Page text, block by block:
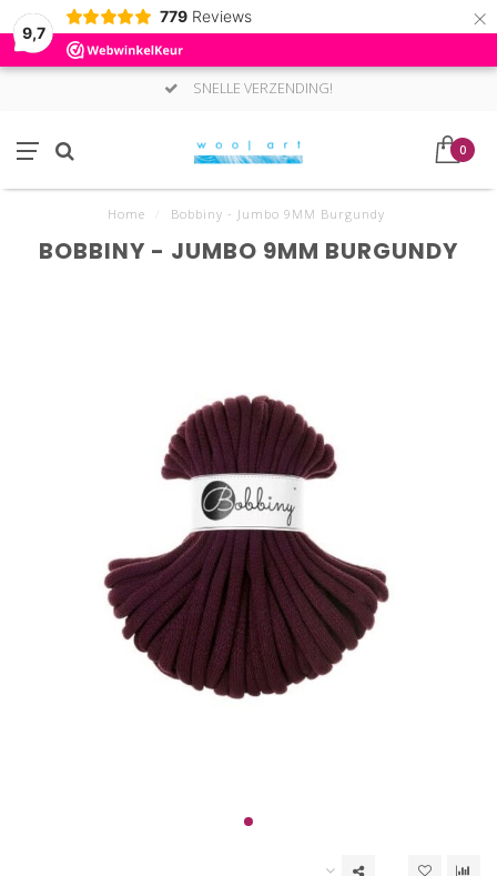
9,7
779 Reviews ×
SNELLE VERZENDING!
0
Home Bobbiny - Jumbo 9MM Burgundy
BOBBINY - JUMBO 9MM BURGUNDY